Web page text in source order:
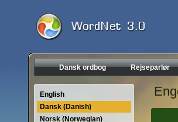
Dansk ordbog Rejseparlør
English
Dansk (Danish)
Norsk (Norwegian)